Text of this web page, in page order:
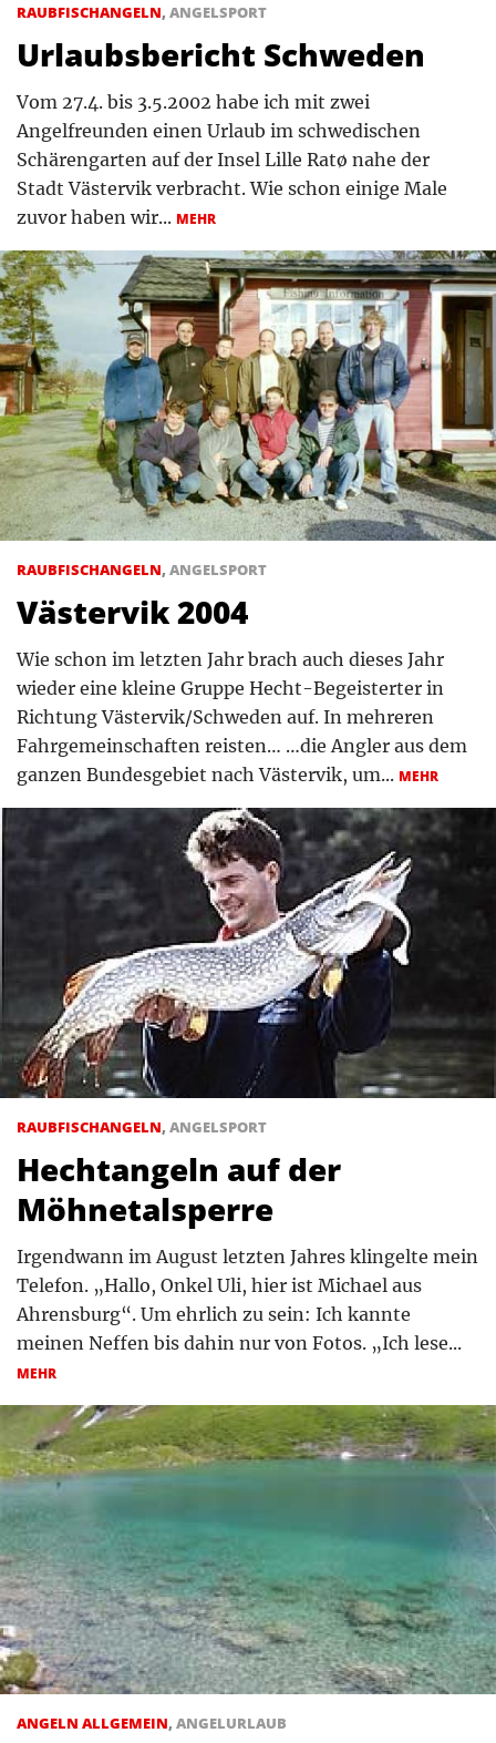
RAUBFISCHANGELN, ANGELSPORT
Urlaubsbericht Schweden
Vom 27.4. bis 3.5.2002 habe ich mit zwei
Angelfreunden einen Urlaub im schwedischen
Schärengarten auf der Insel Lille Ratø nahe der
Stadt Västervik verbracht. Wie schon einige Male
zuvor haben wir... MEHR
RAUBFISCHANGELN, ANGELSPORT
Västervik 2004
Wie schon im letzten Jahr brach auch dieses Jahr
wieder eine kleine Gruppe Hecht-Begeisterter in
Richtung Västervik/Schweden auf. In mehreren
Fahrgemeinschaften reisten… …die Angler aus dem
ganzen Bundesgebiet nach Västervik, um... MEHR
RAUBFISCHANGELN, ANGELSPORT
Hechtangeln auf der
Möhnetalsperre
Irgendwann im August letzten Jahres klingelte mein
Telefon. „Hallo, Onkel Uli, hier ist Michael aus
Ahrensburg“. Um ehrlich zu sein: Ich kannte
meinen Neffen bis dahin nur von Fotos. „Ich lese...
MEHR
ANGELN ALLGEMEIN, ANGELURLAUB